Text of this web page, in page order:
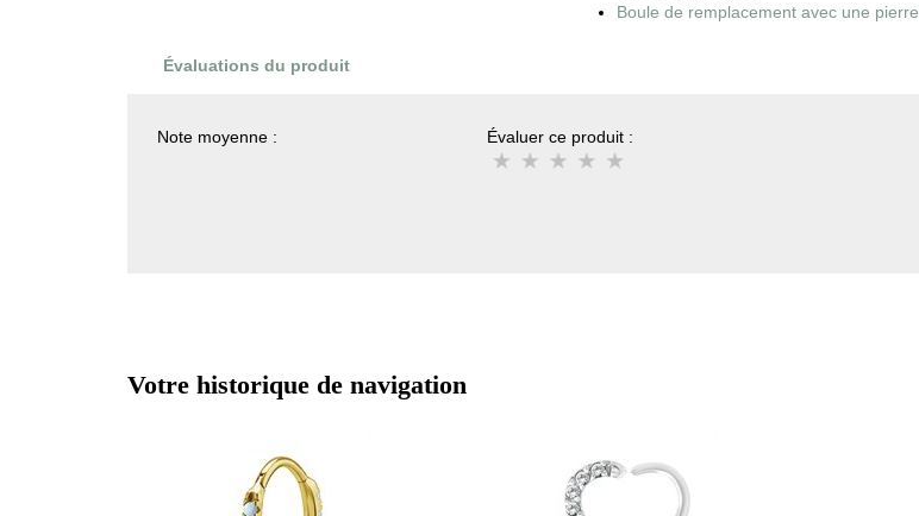
Boule de remplacement avec une pierre
Évaluations du produit
Note moyenne : Évaluer ce produit :
Votre historique de navigation